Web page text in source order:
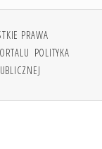
PRAWA
POLITYKA